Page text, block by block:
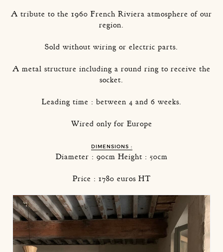
A tribute to the 1960 French Riviera atmosphere of our
region.
Sold without wiring or electric parts.
A metal structure including a round ring to receive the
socket.
Leading time : between 4 and 6 weeks.
Wired only for Europe
DIMENSIONS :
Diameter : 90cm Height : 50cm
Price : 1780 euros HT